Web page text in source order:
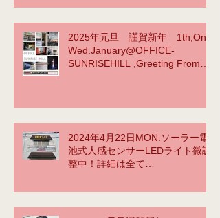
ら???
https://www.youtube.com/watch?
v=vlFgg7sgG3E
2025年元旦 謹賀新年 1th,On
Wed.January@OFFICE-
SUNRISEHILL ,Greeting From
2024年4月22日MON.ソーラー電
池式人感センサーLEDライト微調
整中！詳細は全て
sunrisehill.com/